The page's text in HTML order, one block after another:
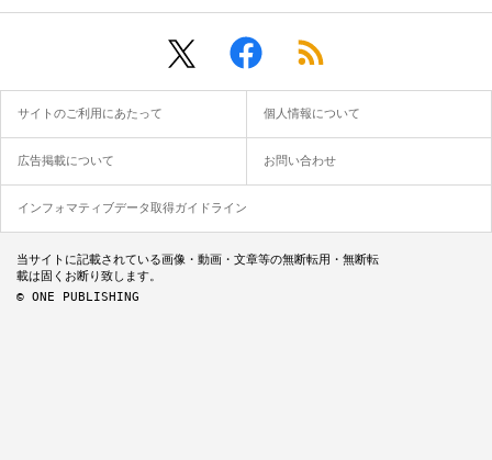
サイトのご利用にあたって 個人情報について
広告掲載について お問い合わせ
インフォマティブデータ取得ガイドライン
当サイトに記載されている画像・動画・文章等の無断転用・無断転
載は固くお断り致します。
© ONE PUBLISHING